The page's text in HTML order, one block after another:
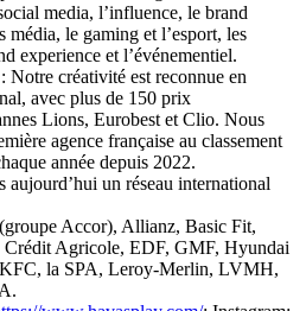
media, l’influence, le brand
média, le gaming et l’esport, les
experience et l’événementiel.
Notre créativité est reconnue en
avec plus de 150 prix
Lions, Eurobest et Clio. Nous
agence française au classement
année depuis 2022.
aujourd’hui un réseau international
Accor), Allianz, Basic Fit,
Agricole, EDF, GMF, Hyundai
la SPA, Leroy-Merlin, LVMH,